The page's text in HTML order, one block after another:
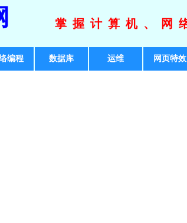
掌握计算机、网
编程 数据库 运维 网页特效